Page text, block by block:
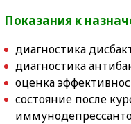
Показания к
диагностика
диагностика
оценка
состояние после